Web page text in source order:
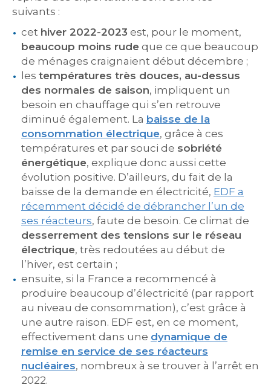
suivants :
cet hiver 2022-2023 est, pour le moment,
beaucoup moins rude que ce que beaucoup
de ménages craignaient début décembre ;
les températures très douces, au-dessus
des normales de saison, impliquent un
besoin en chauffage qui s’en retrouve
diminué également. La baisse de la
consommation électrique, grâce à ces
températures et par souci de sobriété
énergétique, explique donc aussi cette
évolution positive. D’ailleurs, du fait de la
baisse de la demande en électricité, EDF a
récemment décidé de débrancher l’un de
ses réacteurs, faute de besoin. Ce climat de
desserrement des tensions sur le réseau
électrique, très redoutées au début de
l’hiver, est certain ;
ensuite, si la France a recommencé à
produire beaucoup d’électricité (par rapport
au niveau de consommation), c’est grâce à
une autre raison. EDF est, en ce moment,
effectivement dans une dynamique de
remise en service de ses réacteurs
nucléaires, nombreux à se trouver à l’arrêt en
2022.